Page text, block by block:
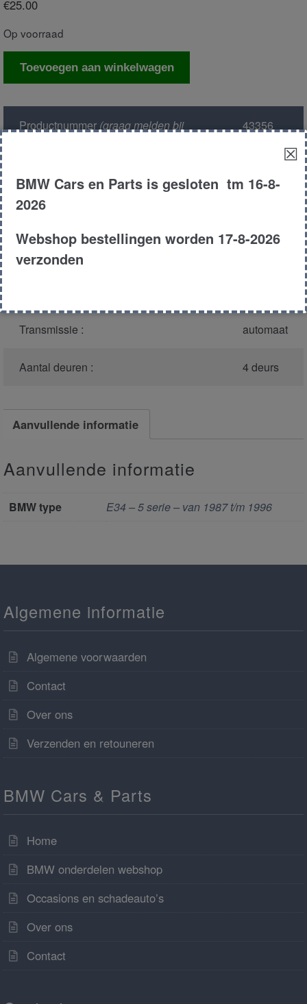
€25.00
Op voorraad
Abs
aantal
Toevoegen aan winkelwagen
Productnummer(graag melden bij
43356
Model : E34
Type :
Transmissie : automaat
Aantal deuren : 4 deurs
Aanvullende informatie
Aanvullende informatie
BMW type E34 – 5 serie – van 1987 t/m 1996
Algemene informatie
Algemene voorwaarden
Contact
Over ons
Verzenden en retouneren
BMW Cars & Parts
Home
BMW onderdelen webshop
Occasions en schadeauto’s
Over ons
Contact
☒
BMW Cars en Parts is gesloten tm 16-8-
2026
Webshop bestellingen worden 17-8-2026
verzonden